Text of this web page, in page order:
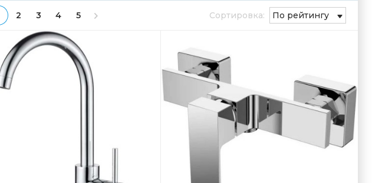
2 3 4 5 Сортировка: По рейтингу